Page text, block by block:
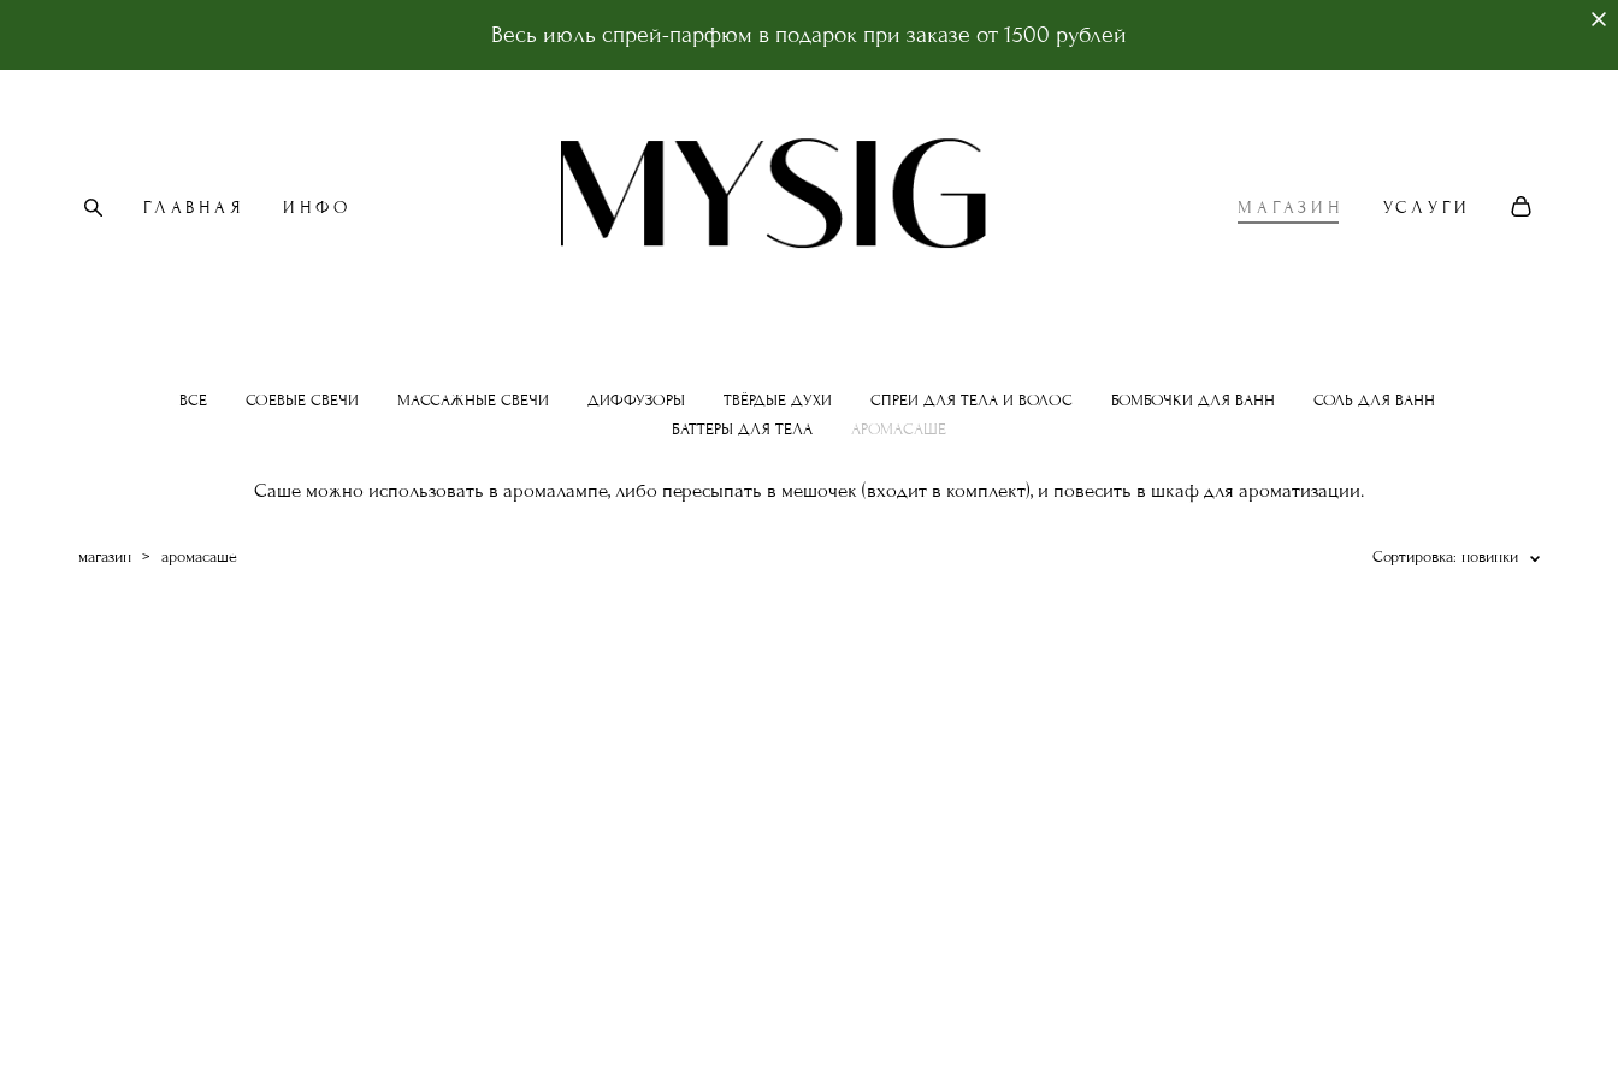
Весь июль спрей-парфюм в подарок при заказе от 1500 рублей
ГЛАВНАЯ ИНФО МАГАЗИН УСЛУГИ
ВСЕ СОЕВЫЕ СВЕЧИ МАССАЖНЫЕ СВЕЧИ ДИФФУЗОРЫ ТВЁРДЫЕ ДУХИ СПРЕИ ДЛЯ ТЕЛА И ВОЛОС БОМБОЧКИ ДЛЯ ВАНН
СОЛЬ ДЛЯ ВАНН
БАТТЕРЫ ДЛЯ ТЕЛА
АРОМАСАШЕ
Саше можно использовать в аромалампе, либо пересыпать в мешочек (входит в комплект), и повесить в шкаф для ароматизации.
магазин > аромасаше Сортировка: новинки